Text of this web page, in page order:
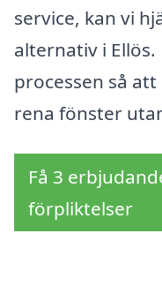
service, kan vi
alternativ i
processen så
rena fönster
Få 3
förpliktelser